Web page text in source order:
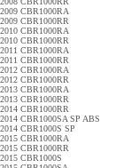
2009 CBR1000RA
2009 CBR1000RR
2010 CBR1000RA
2010 CBR1000RR
2011 CBR1000RA
2011 CBR1000RR
2012 CBR1000RA
2012 CBR1000RR
2013 CBR1000RA
2013 CBR1000RR
2014 CBR1000RR
2014 CBR1000SA SP ABS
2014 CBR1000S SP
2015 CBR1000RA
2015 CBR1000RR
2015 CBR1000S